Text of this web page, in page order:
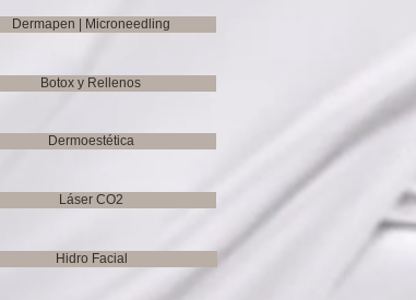
Dermapen | Microneedling
Botox y Rellenos
Dermoestética
Láser CO2
Hidro Facial